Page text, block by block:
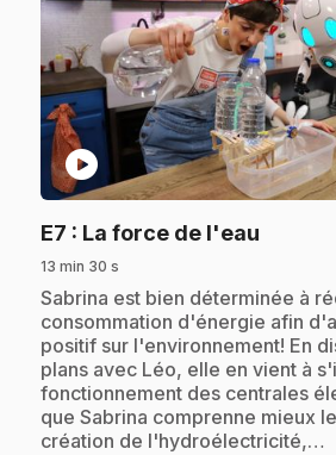
play_circle
E7 : La force de l'eau
13 min 30 s
.Sabrina est bien déterminée à
consommation d'énergie afin
positif sur l'environnement! En
plans avec Léo, elle en vient à
fonctionnement des centrales
que Sabrina comprenne mieux
création de l'hydroélectricité,…